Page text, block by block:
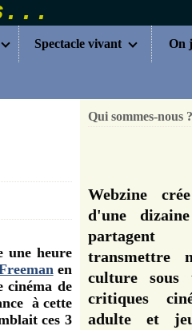
Spectacle vivant
une heure
en
cinéma de
à cette
ces 3
Qui sommes-nous ?
Webzine
d'une
partagent
transmettre
culture sous
critiques
adulte et